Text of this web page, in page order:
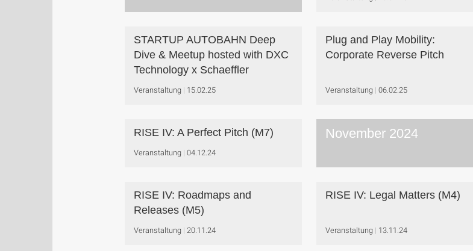
STARTUP AUTOBAHN Deep
Dive & Meetup hosted with DXC
Technology x Schaeffler
Veranstaltung 15.02.25
Plug and Play Mobility:
Corporate Reverse Pitch
Veranstaltung 06.02.25
RISE IV: A Perfect Pitch (M7)
Veranstaltung 04.12.24
November 2024
RISE IV: Roadmaps and
Releases (M5)
Veranstaltung 20.11.24
RISE IV: Legal Matters (M4)
Veranstaltung 13.11.24